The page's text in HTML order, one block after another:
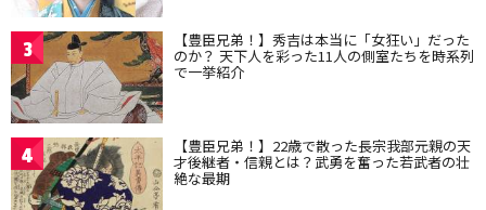
3 【豊臣兄弟！】秀吉は本当に「女狂い」だった
のか？ 天下人を彩った11人の側室たちを時系列
で一挙紹介
4 【豊臣兄弟！】22歳で散った長宗我部元親の天
才後継者・信親とは？武勇を奮った若武者の壮
絶な最期